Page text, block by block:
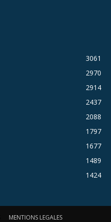
3061
2970
2914
2437
2088
1797
1677
1489
1424
MENTIONS LEGALES